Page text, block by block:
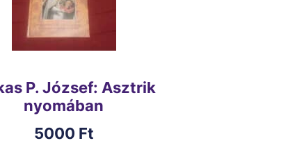
P. József: Asztrik
nyomában
5000 Ft